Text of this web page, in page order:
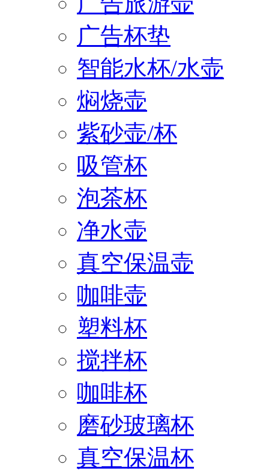
广告杯垫
智能水杯/水壶
焖烧壶
紫砂壶/杯
吸管杯
泡茶杯
净水壶
真空保温壶
咖啡壶
塑料杯
搅拌杯
咖啡杯
磨砂玻璃杯
真空保温杯